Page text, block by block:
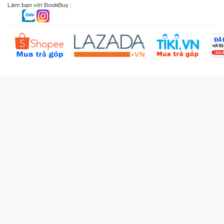
Sơ đồ đường đi
Chính sách bồi hoàn
Câu hỏi thường gặp (FAQs)
Sản phẩm yêu thích
Kiểm tra đơn hàng
Liên hệ BookBuy
Đặt hàng theo yêu cầu
Làm bạn với BookBuy :